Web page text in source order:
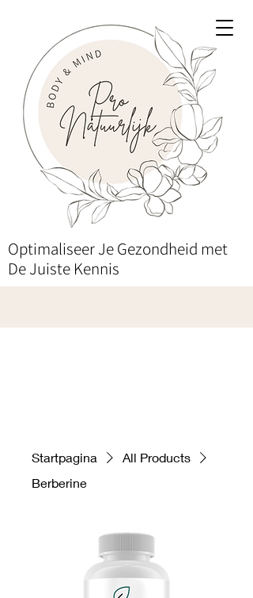
Optimaliseer Je Gezondheid met
De Juiste Kennis
Startpagina
All Products
Berberine